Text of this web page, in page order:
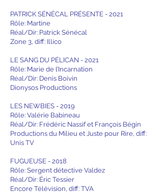
PATRICK SÉNÉCAL PRÉSENTE - 2021
Rôle: Martine
Réal/Dir: Patrick Sénécal
Zone 3, diff: Illico
LE SANG DU PÉLICAN - 2021
Rôle: Marie de l’Incarnation
Réal/Dir: Denis Boivin
Dionysos Productions
LES NEWBIES - 2019
Rôle: Valérie Babineau
Réal/Dir: Frédéric Nassif et François Bégin
Productions du Milieu et Juste pour Rire, diff:
Unis TV
FUGUEUSE - 2018
Rôle: Sergent détective Valdez
Réal/Dir: Éric Tessier
Encore Télévision, diff: TVA